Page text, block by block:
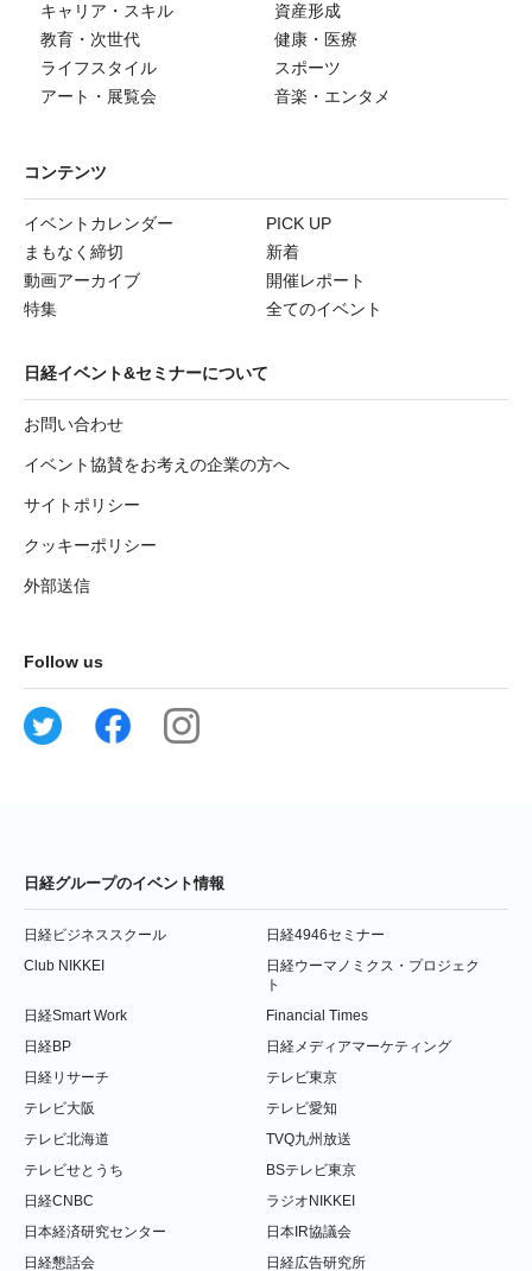
キャリア・スキル
資産形成
教育・次世代
健康・医療
ライフスタイル
スポーツ
アート・展覧会
音楽・エンタメ
コンテンツ
イベントカレンダー
PICK UP
まもなく締切
新着
動画アーカイブ
開催レポート
特集
全てのイベント
日経イベント&セミナーについて
お問い合わせ
イベント協賛をお考えの企業の方へ
サイトポリシー
クッキーポリシー
外部送信
Follow us
日経グループのイベント情報
日経ビジネススクール
日経4946セミナー
Club NIKKEI
日経ウーマノミクス・プロジェク
ト
日経Smart Work
Financial Times
日経BP
日経メディアマーケティング
日経リサーチ
テレビ東京
テレビ大阪
テレビ愛知
テレビ北海道
TVQ九州放送
テレビせとうち
BSテレビ東京
日経CNBC
ラジオNIKKEI
日本経済研究センター
日本IR協議会
日経懇話会
日経広告研究所